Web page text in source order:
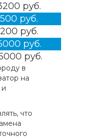
руб.
руб.
руб.
руб.
руб.
в
на
что